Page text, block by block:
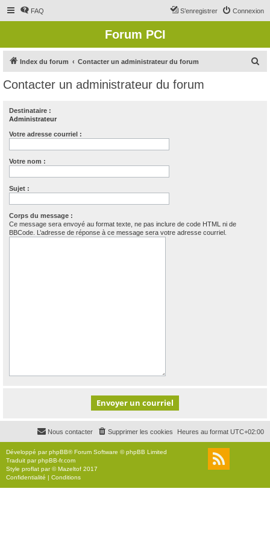
FAQ Connexion
S’enregistrer
Forum PCI
Index du forum Contacter un administrateur du forum
Contacter un administrateur du forum
Destinataire :
Administrateur
Votre adresse courriel :
Votre nom :
Sujet :
Corps du message :
Ce message sera envoyé au format texte, ne pas inclure de code HTML ni de
BBCode. L’adresse de réponse à ce message sera votre adresse courriel.
Heures au format UTC+02:00
Supprimer les cookies
Nous contacter
Développé parphpBB® Forum Software © phpBB Limited
Traduit parphpBB-fr.com
Style proflat par ©Mazeltof 2017
Confidentialité | Conditions